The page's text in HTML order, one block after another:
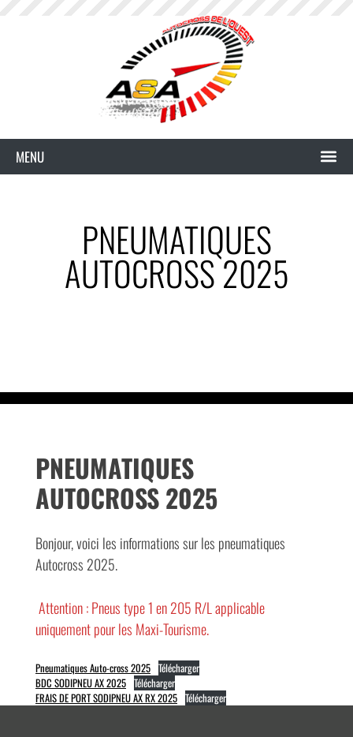
PNEUMATIQUES
AUTOCROSS 2025
PNEUMATIQUES
AUTOCROSS 2025
Bonjour, voici les informations sur les pneumatiques
Autocross 2025.
Attention : Pneus type 1 en 205 R/L applicable
uniquement pour les Maxi-Tourisme.
Pneumatiques Auto-cross 2025 Télécharger
BDC SODIPNEU AX 2025 Télécharger
FRAIS DE PORT SODIPNEU AX RX 2025 Télécharger